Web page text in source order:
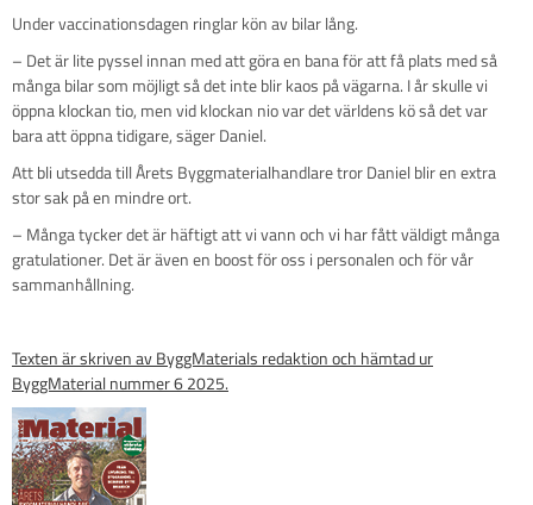
Under vaccinationsdagen ringlar kön av bilar lång.
– Det är lite pyssel innan med att göra en bana för att få plats med så
många bilar som möjligt så det inte blir kaos på vägarna. I år skulle vi
öppna klockan tio, men vid klockan nio var det världens kö så det var
bara att öppna tidigare, säger Daniel.
Att bli utsedda till Årets Byggmaterialhandlare tror Daniel blir en extra
stor sak på en mindre ort.
– Många tycker det är häftigt att vi vann och vi har fått väldigt många
gratulationer. Det är även en boost för oss i personalen och för vår
sammanhållning.
Texten är skriven av ByggMaterials redaktion och hämtad ur
ByggMaterial nummer 6 2025.